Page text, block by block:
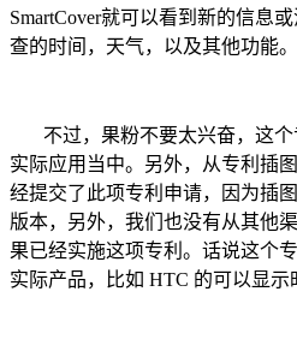
SmartCover就可以看到新的信息
查的时间，天气，以及其他功能。
不过，果粉不要太兴奋，这个
实际应用当中。另外，从专利插
经提交了此项专利申请，因为插
版本，另外，我们也没有从其他
果已经实施这项专利。话说这个
实际产品，比如 HTC 的可以显示